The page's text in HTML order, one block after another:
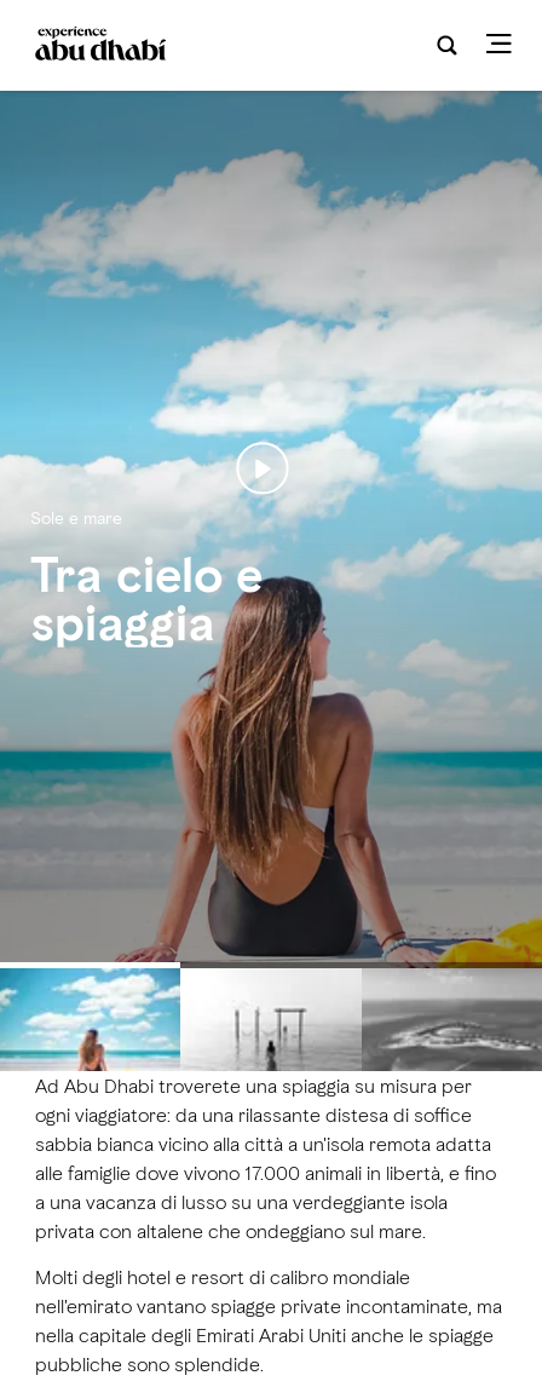
Sole e mare
Tra cielo e
spiaggia
Play
Ad Abu Dhabi troverete una spiaggia su misura per
ogni viaggiatore: da una rilassante distesa di soffice
sabbia bianca vicino alla città a un'isola remota adatta
alle famiglie dove vivono 17.000 animali in libertà, e fino
a una vacanza di lusso su una verdeggiante isola
privata con altalene che ondeggiano sul mare.
Molti degli hotel e resort di calibro mondiale
nell'emirato vantano spiagge private incontaminate, ma
nella capitale degli Emirati Arabi Uniti anche le spiagge
pubbliche sono splendide.